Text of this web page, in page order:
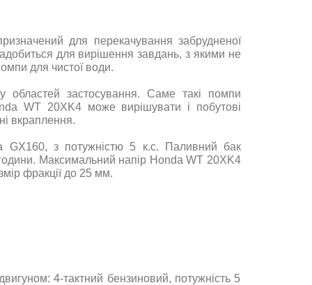
для перекачування забрудненої
для вирішення завдань, з якими не
для чистої води.
областей застосування. Саме такі помпи
WT 20XK4 може вирішувати і побутові
вкраплення.
з потужністю 5 к.с. Паливний бак
Максимальний напір Honda WT 20XK4
фракції до 25 мм.
4-тактний бензиновий, потужність 5